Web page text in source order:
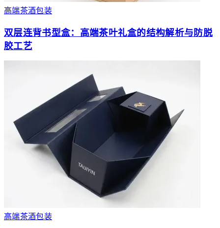
高端茶酒包装
双层连背书型盒：高端茶叶礼盒的结构解析与防脱
胶工艺
高端茶酒包装